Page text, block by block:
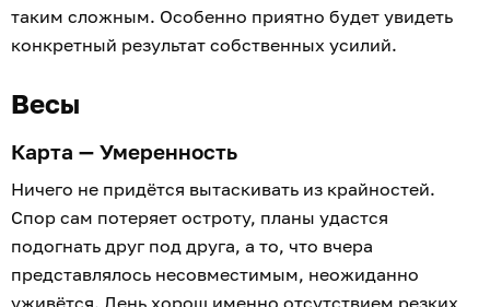
таким сложным. Особенно приятно будет увидеть
конкретный результат собственных усилий.
Весы
Карта — Умеренность
Ничего не придётся вытаскивать из крайностей.
Спор сам потеряет остроту, планы удастся
подогнать друг под друга, а то, что вчера
представлялось несовместимым, неожиданно
уживётся. День хорош именно отсутствием резких